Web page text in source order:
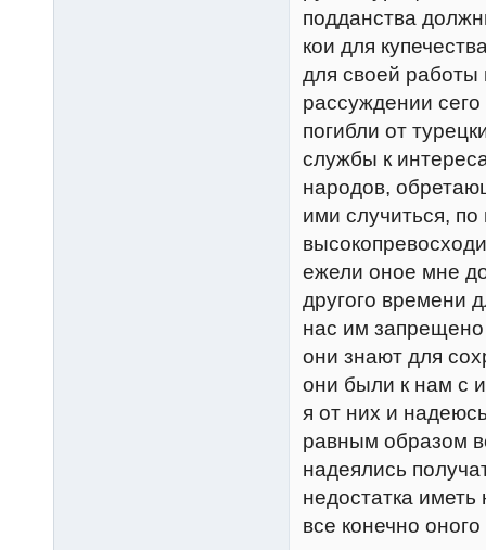
подданства
кои для
для своей работы
рассуждении
погибли от
службы к
народов,
ими случиться,
ежели оное мне
другого времени
нас им запрещено
они знают для
они были к нам с
я от них и
равным образом
надеялись
недостатка
все конечно